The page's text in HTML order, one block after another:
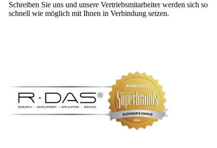
Schreiben Sie uns und unsere Vertriebsmitarbeiter werden sich so
schnell wie möglich mit Ihnen in Verbindung setzen.